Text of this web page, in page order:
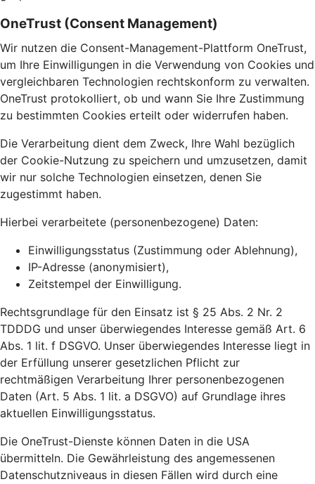
OneTrust (Consent Management)
Wir nutzen die Consent-Management-Plattform OneTrust,
um Ihre Einwilligungen in die Verwendung von Cookies und
vergleichbaren Technologien rechtskonform zu verwalten.
OneTrust protokolliert, ob und wann Sie Ihre Zustimmung
zu bestimmten Cookies erteilt oder widerrufen haben.
Die Verarbeitung dient dem Zweck, Ihre Wahl bezüglich
der Cookie-Nutzung zu speichern und umzusetzen, damit
wir nur solche Technologien einsetzen, denen Sie
zugestimmt haben.
Hierbei verarbeitete (personenbezogene) Daten:
Einwilligungsstatus (Zustimmung oder Ablehnung),
IP-Adresse (anonymisiert),
Zeitstempel der Einwilligung.
Rechtsgrundlage für den Einsatz ist § 25 Abs. 2 Nr. 2
TDDDG und unser überwiegendes Interesse gemäß Art. 6
Abs. 1 lit. f DSGVO. Unser überwiegendes Interesse liegt in
der Erfüllung unserer gesetzlichen Pflicht zur
rechtmäßigen Verarbeitung Ihrer personenbezogenen
Daten (Art. 5 Abs. 1 lit. a DSGVO) auf Grundlage ihres
aktuellen Einwilligungsstatus.
Die OneTrust-Dienste können Daten in die USA
übermitteln. Die Gewährleistung des angemessenen
Datenschutzniveaus in diesen Fällen wird durch eine